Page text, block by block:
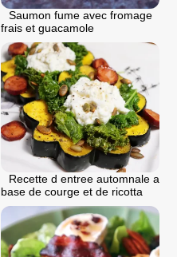
Saumon fume avec fromage
frais et guacamole
Recette d entree automnale a
base de courge et de ricotta